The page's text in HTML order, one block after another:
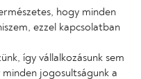
hogy minden
ezzel kapcsolatban
így vállalkozásunk sem
jogosultságunk a